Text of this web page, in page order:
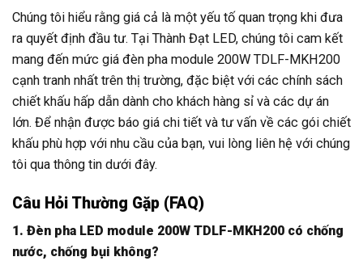
Chúng tôi hiểu rằng giá cả là một yếu tố quan trọng khi đưa
ra quyết định đầu tư. Tại Thành Đạt LED, chúng tôi cam kết
mang đến mức giá đèn pha module 200W TDLF-MKH200
cạnh tranh nhất trên thị trường, đặc biệt với các chính sách
chiết khấu hấp dẫn dành cho khách hàng sỉ và các dự án
lớn. Để nhận được báo giá chi tiết và tư vấn về các gói chiết
khấu phù hợp với nhu cầu của bạn, vui lòng liên hệ với chúng
tôi qua thông tin dưới đây.
Câu Hỏi Thường Gặp (FAQ)
1. Đèn pha LED module 200W TDLF-MKH200 có chống
nước, chống bụi không?